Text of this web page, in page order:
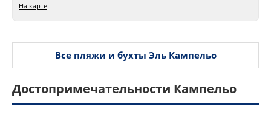
На карте
Все пляжи и бухты Эль Кампельо
Достопримечательности Кампельо